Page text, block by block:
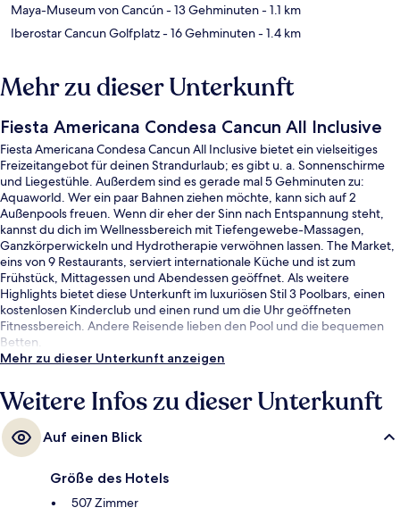
Maya-Museum von Cancún- 13 Gehminuten- 1.1 km
Iberostar Cancun Golfplatz- 16 Gehminuten- 1.4 km
Mehr zu dieser Unterkunft
Fiesta Americana Condesa Cancun All Inclusive
Fiesta Americana Condesa Cancun All Inclusive bietet ein vielseitiges
Freizeitangebot für deinen Strandurlaub; es gibt u. a. Sonnenschirme
und Liegestühle. Außerdem sind es gerade mal 5 Gehminuten zu:
Aquaworld. Wer ein paar Bahnen ziehen möchte, kann sich auf 2
Außenpools freuen. Wenn dir eher der Sinn nach Entspannung steht,
kannst du dich im Wellnessbereich mit Tiefengewebe-Massagen,
Ganzkörperwickeln und Hydrotherapie verwöhnen lassen. The Market,
eins von 9 Restaurants, serviert internationale Küche und ist zum
Frühstück, Mittagessen und Abendessen geöffnet. Als weitere
Highlights bietet diese Unterkunft im luxuriösen Stil 3 Poolbars, einen
kostenlosen Kinderclub und einen rund um die Uhr geöffneten
Fitnessbereich. Andere Reisende lieben den Pool und die bequemen
Betten.
Mehr zu dieser Unterkunft anzeigen
Weitere Infos zu dieser Unterkunft
Auf einen Blick
Größe des Hotels
507 Zimmer